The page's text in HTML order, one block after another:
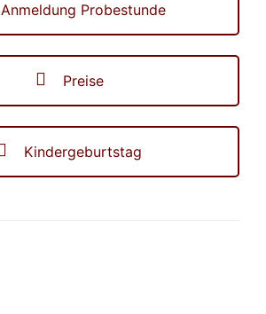
Anmeldung Probestunde
Preise
Kindergeburtstag